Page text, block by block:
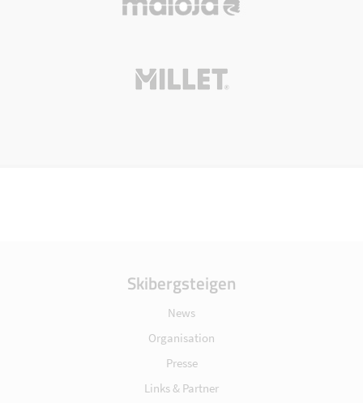
Skibergsteigen
News
Organisation
Presse
Links & Partner